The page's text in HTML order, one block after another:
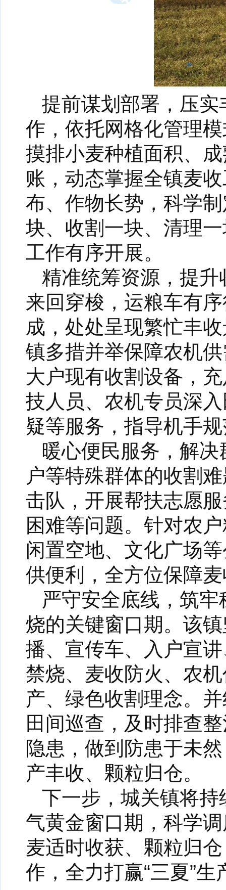
提前谋划部署，压实
作，依托网格化管理
摸排小麦种植面积、
账，动态掌握全镇麦
布、作物长势，科学
块、收割一块、清理
工作有序开展。
精准统筹资源，提
来回穿梭，运粮车有
成，处处呈现繁忙丰
镇多措并举保障农机
大户现有收割设备，
技人员、农机专员深
疑等服务，指导机手
暖心便民服务，解
户等特殊群体的收割
击队，开展帮扶志愿
困难等问题。针对农
闲置空地、文化广场
供便利，全方位保障
严守安全底线，筑
烧的关键窗口期。该
播、宣传车、入户宣
禁烧、麦收防火、农
产、绿色收割理念。
田间巡查，及时排查
隐患，做到防患于未
产丰收、颗粒归仓。
下一步，城关镇将
气黄金窗口期，科学
麦适时收获、颗粒归
作，全力打赢“三夏”生